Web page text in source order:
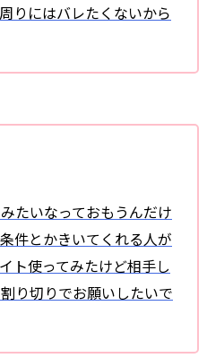
りにはバレたくないから
たいなっておもうんだけ
件とかきいてくれる人が
ト使ってみたけど相手し
り切りでお願いしたいで